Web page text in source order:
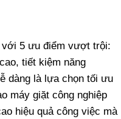
với 5 ưu điểm vượt trội:
tiết kiệm năng
dàng là lựa chọn tối ưu
máy giặt công nghiệp
hiệu quả công việc mà